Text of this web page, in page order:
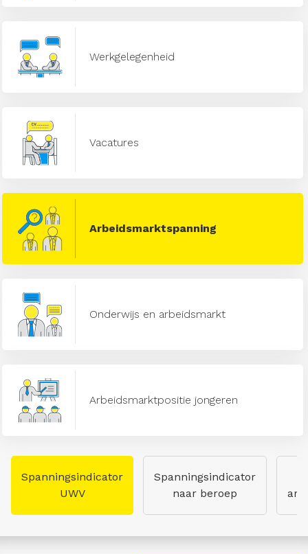
Werkgelegenheid
Vacatures
Arbeidsmarktspanning
Onderwijs en arbeidsmarkt
Arbeidsmarktpositie jongeren
Spanningsindicator
UWV
Spanningsindicator
naar beroep